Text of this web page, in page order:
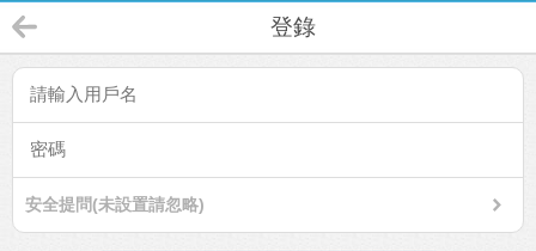
登錄
安全提問(未設置請忽略)